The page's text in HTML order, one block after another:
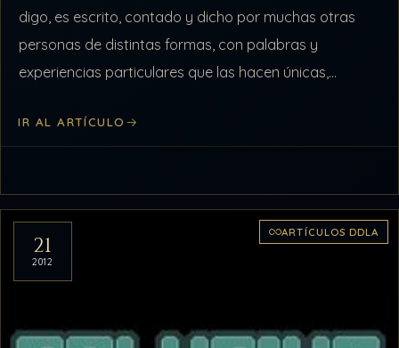
digo, es escrito, contado y dicho por muchas otras
personas de distintas formas, con palabras y
experiencias particulares que las hacen únicas,
IR AL ARTÍCULO
21
2012
ARTÍCULOS DDLA